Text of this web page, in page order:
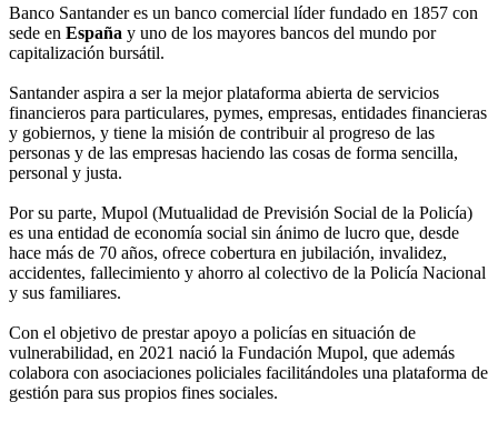
Banco Santander es un banco comercial líder fundado en 1857 con
sede en España y uno de los mayores bancos del mundo por
capitalización bursátil.
Santander aspira a ser la mejor plataforma abierta de servicios
financieros para particulares, pymes, empresas, entidades financieras
y gobiernos, y tiene la misión de contribuir al progreso de las
personas y de las empresas haciendo las cosas de forma sencilla,
personal y justa.
Por su parte, Mupol (Mutualidad de Previsión Social de la Policía)
es una entidad de economía social sin ánimo de lucro que, desde
hace más de 70 años, ofrece cobertura en jubilación, invalidez,
accidentes, fallecimiento y ahorro al colectivo de la Policía Nacional
y sus familiares.
Con el objetivo de prestar apoyo a policías en situación de
vulnerabilidad, en 2021 nació la Fundación Mupol, que además
colabora con asociaciones policiales facilitándoles una plataforma de
gestión para sus propios fines sociales.